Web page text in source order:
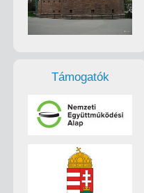
Támogatók